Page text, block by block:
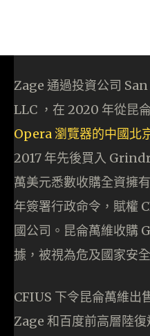
Zage 通過投資公司
LLC ，在 2020 年從昆
Opera 瀏覽器的中國北
2017 年先後買入
萬美元悉數收購全資擁
年簽署行政命令，賦權
國公司。昆侖萬維收購
據，被視為危及國家安全
CFIUS 下令昆侖萬維
Zage 和百度前高層陸